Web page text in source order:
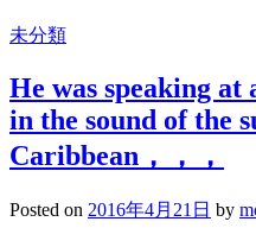
未分類
He was speaking
in the sound of the
Caribbean，，，
Posted on 2016年4月21日 by